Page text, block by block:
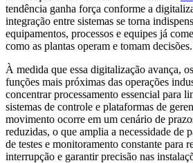
tendência ganha força conforme a
integração entre sistemas se torna
equipamentos, processos e equipes já
como as plantas operam e tomam decisões.
À medida que essa digitalização avança,
funções mais próximas das operações
concentrar processamento essencial para
sistemas de controle e plataformas de
movimento ocorre em um cenário de
reduzidas, o que amplia a necessidade de
de testes e monitoramento constante para
interrupção e garantir precisão nas